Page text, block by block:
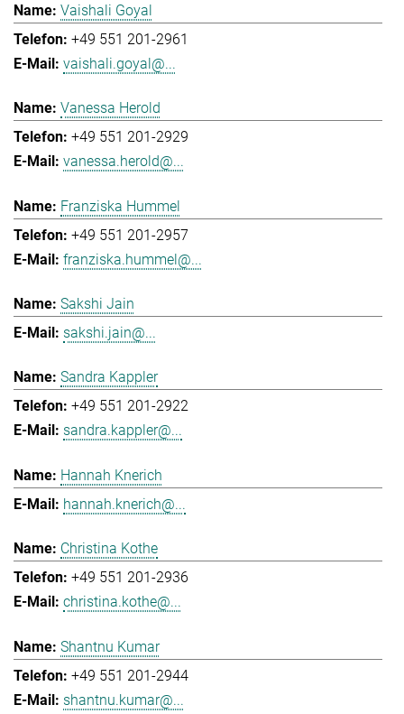
Vaishali Goyal
+49 551 201-2961
vaishali.goyal@...
Vanessa Herold
+49 551 201-2929
vanessa.herold@...
Franziska Hummel
+49 551 201-2957
franziska.hummel@...
Sakshi Jain
sakshi.jain@...
Sandra Kappler
+49 551 201-2922
sandra.kappler@...
Hannah Knerich
hannah.knerich@...
Christina Kothe
+49 551 201-2936
christina.kothe@...
Shantnu Kumar
+49 551 201-2944
shantnu.kumar@...